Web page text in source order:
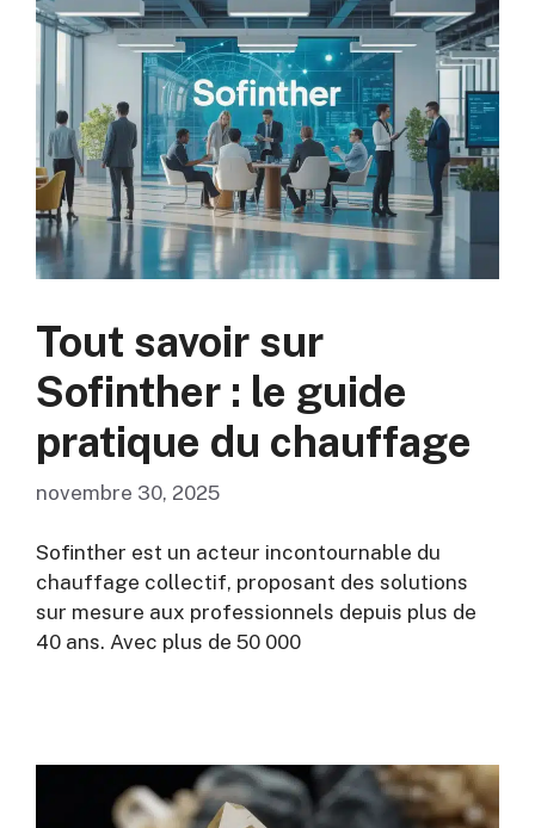
Tout savoir sur
Sofinther : le guide
pratique du chauffage
novembre 30, 2025
Sofinther est un acteur incontournable du
chauffage collectif, proposant des solutions
sur mesure aux professionnels depuis plus de
40 ans. Avec plus de 50 000